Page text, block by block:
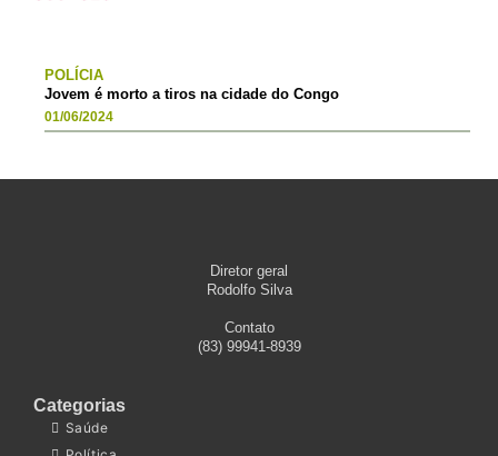
POLÍCIA
Jovem é morto a tiros na cidade do Congo
01/06/2024
Diretor geral
Rodolfo Silva
Contato
(83) 99941-8939
Categorias
Saúde